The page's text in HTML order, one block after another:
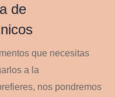
de
que necesitas
a la
nos pondremos